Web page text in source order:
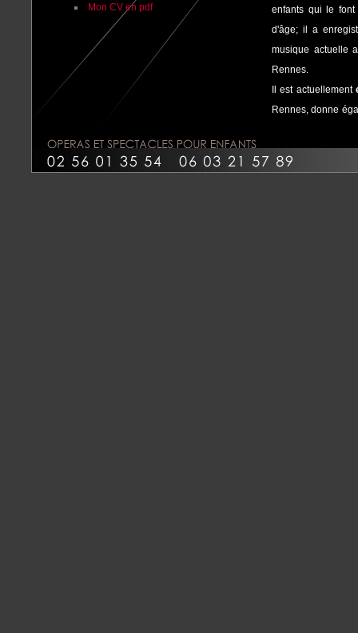
enfants qui le font
d'âge; il a
musique actuelle
Rennes.
Il est actuellement
Rennes, donne
baroqueAd Lib,
deux spectacles